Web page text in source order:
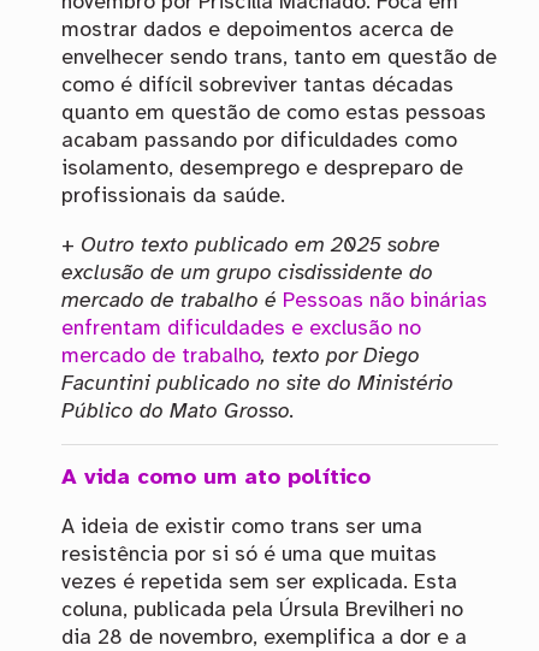
mostrar dados e depoimentos acerca de
envelhecer sendo trans, tanto em questão de
como é difícil sobreviver tantas décadas
quanto em questão de como estas pessoas
acabam passando por dificuldades como
isolamento, desemprego e despreparo de
profissionais da saúde.
+ Outro texto publicado em 2025 sobre
exclusão de um grupo cisdissidente do
mercado de trabalho é Pessoas não binárias
enfrentam dificuldades e exclusão no
mercado de trabalho, texto por Diego
Facuntini publicado no site do Ministério
Público do Mato Grosso.
A vida como um ato político
A ideia de existir como trans ser uma
resistência por si só é uma que muitas
vezes é repetida sem ser explicada. Esta
coluna, publicada pela Úrsula Brevilheri no
dia 28 de novembro, exemplifica a dor e a